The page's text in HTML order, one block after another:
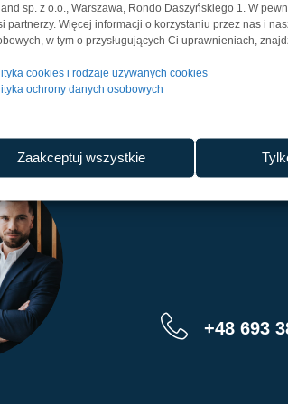
sp. z o.o., Warszawa, Rondo Daszyńskiego 1. W
partnerzy. Więcej informacji o korzystaniu przez nas i
w tym o przysługujących Ci uprawnieniach,
cookies i rodzaje używanych cookies
ochrony danych osobowych
Zaakceptuj wszystkie
i projekty specjalne, takie jak
obiektom przemysłowo-logistycznym.
+48 693